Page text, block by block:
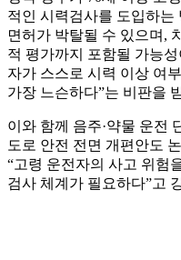
적인 시력검사를 도입하는
면허가 박탈될 수 있으며,
적 평가까지 포함될 가능
자가 스스로 시력 이상 여
가장 느슨하다”는 비판을
이와 함께 음주·약물 운전
도로 안전 전면 개편안도
“고령 운전자의 사고 위험
검사 체계가 필요하다”고